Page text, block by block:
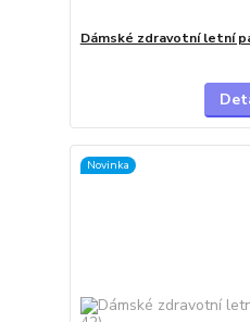
Dámské zdravotní letní
Novinka